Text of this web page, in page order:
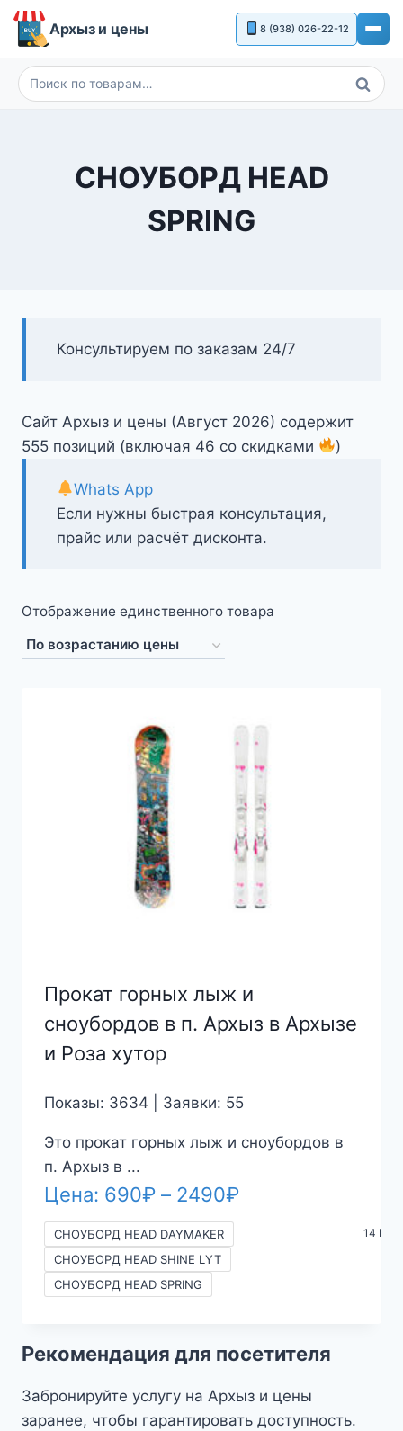
Перейти
Архыз и цены 8 (938) 026-22-12
Искать:
Поиск
СНОУБОРД HEAD
SPRING
Консультируем по заказам 24/7
Сайт Архыз и цены (Август 2026) содержит
555 позиций (включая 46 со скидками
)
Если нужны быстрая консультация,
прайс или расчёт дисконта.
Whats App
Отображение единственного товара
Прокат горных лыж и
сноубордов в п. Архыз в Архызе
и Роза хутор
Показы: 3634 | Заявки: 55
Это прокат горных лыж и сноубордов в
п. Архыз в ...
Цена: 690₽ – 2490₽Диапазон
СНОУБОРД HEAD DAYMAKER
СНОУБОРД HEAD SHINE LYT
СНОУБОРД HEAD SPRING
14
Рекомендация для посетителя
Забронируйте услугу на Архыз и цены
заранее, чтобы гарантировать доступность.